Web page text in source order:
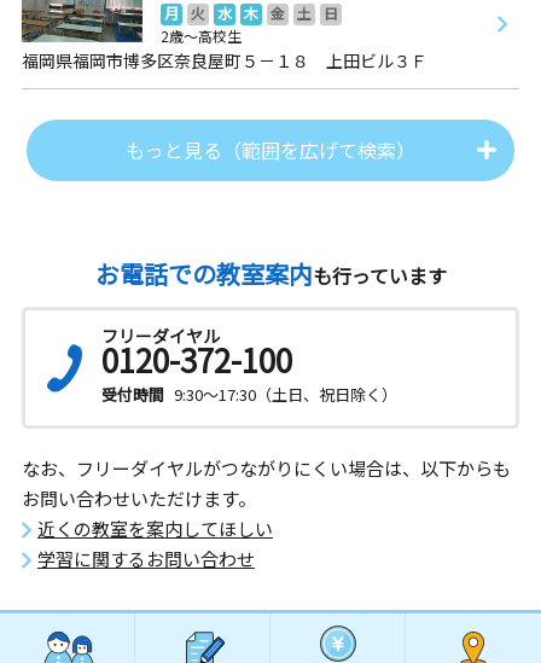
月 火 水 木 金 土
日
2歳～高校生
福岡県福岡市博多区奈良屋町５－１８ 上田ビル３Ｆ
もっと見る（範囲を広げて検索）
お電話での教室案内も行っています
フリーダイヤル
0120-372-100
受付時間 9:30～17:30（土日、祝日除く）
なお、フリーダイヤルがつながりにくい場合は、以下からも
お問い合わせいただけます。
近くの教室を案内してほしい
学習に関するお問い合わせ